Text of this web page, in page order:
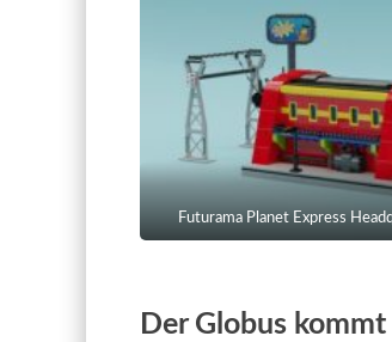
Futurama Planet Express
Der Globus kommt